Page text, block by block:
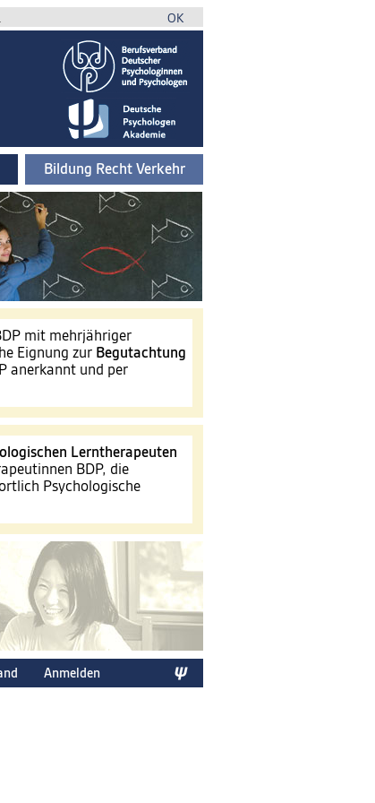
OK
Bildung Recht Verkehr
mit mehrjähriger
Eignung zur Begutachtung
anerkannt und per
Lerntherapeuten
BDP, die
Psychologische
Anmelden